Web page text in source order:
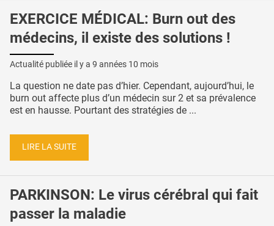
EXERCICE MÉDICAL: Burn out des
médecins, il existe des solutions !
Actualité publiée il y a 9 années 10 mois
La question ne date pas d’hier. Cependant, aujourd’hui, le
burn out affecte plus d’un médecin sur 2 et sa prévalence
est en hausse. Pourtant des stratégies de ...
LIRE LA SUITE
PARKINSON: Le virus cérébral qui fait
passer la maladie